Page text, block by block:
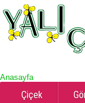
Anasayfa
Çiçek